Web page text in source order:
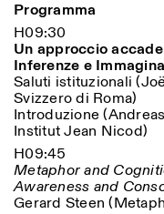
Programma
H09:30
Un approccio
Inferenze e
Saluti istituzionali
Svizzero di Roma)
Introduzione
Institut Jean Nicod)
H09:45
Metaphor and
Awareness and
Gerard Steen